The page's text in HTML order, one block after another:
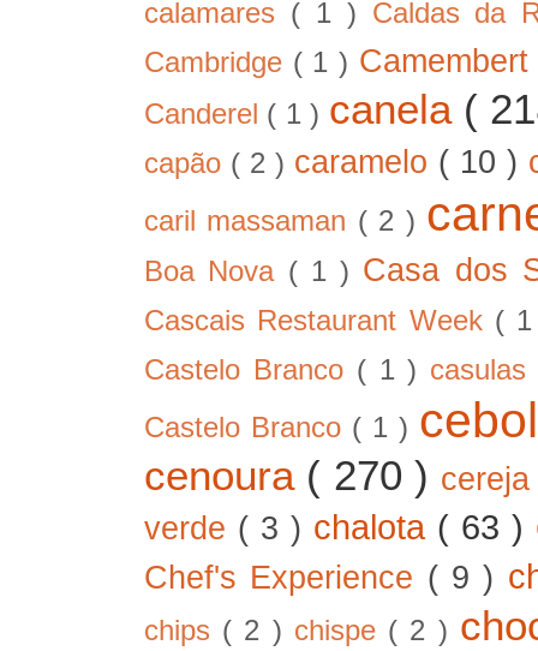
calamares ( 1 ) Caldas da
Cambridge ( 1 )
Canderel ( 1 ) canela (
capão ( 2 ) caramelo ( 10 )
caril massaman ( 2 )
Boa Nova ( 1 ) Casa dos
Cascais Restaurant Week (
Castelo Branco ( 1 )
Castelo Branco ( 1 )
cenoura ( 270 )
verde ( 3 ) chalota ( 63 )
Chef's Experience ( 9 )
chips ( 2 ) chispe ( 2 )